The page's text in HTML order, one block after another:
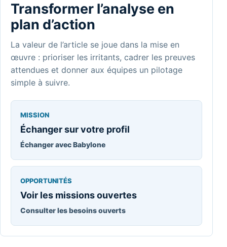
Transformer l’analyse en
plan d’action
La valeur de l’article se joue dans la mise en
œuvre : prioriser les irritants, cadrer les preuves
attendues et donner aux équipes un pilotage
simple à suivre.
MISSION
Échanger sur votre profil
Échanger avec Babylone
OPPORTUNITÉS
Voir les missions ouvertes
Consulter les besoins ouverts